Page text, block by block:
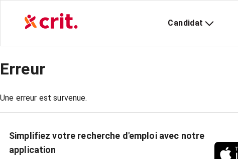
Candidat
Erreur
Une erreur est survenue.
Simplifiez votre recherche d'emploi avec notre
application